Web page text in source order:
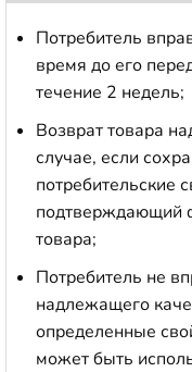
Потребитель
время до его
течение 2 недель;
Возврат товара
случае, если
потребительские
подтверждающий
товара;
Потребитель не
надлежащего
определенные
может быть